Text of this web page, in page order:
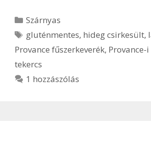
Kategória
Szárnyas
Címkék
gluténmentes, hideg csirkesült,
Provance fűszerkeverék, Provance-
tekercs
1 hozzászólás